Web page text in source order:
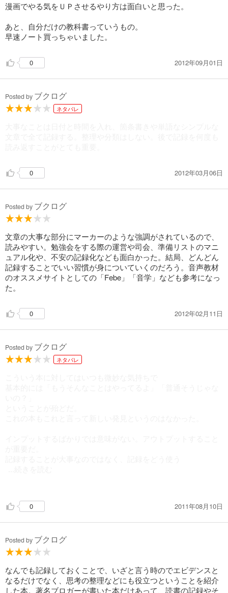
漫画でやる気をＵＰさせるやり方は面白いと思った。
あと、自分だけの教科書っていうもの。
早速ノート買っちゃいました。
0 2012年09月01日
Posted by ブクログ
ネタバレ
0 2012年03月06日
Posted by ブクログ
文章の大事な部分にマーカーのような強調がされているので、
読みやすい。勉強会をする際の運営や司会、準備リストのマニ
ュアル化や、不安の記録化なども面白かった。結局、どんどん
記録することでいい習慣が身についていくのだろう。音声教材
のオススメサイトとしての「Febe」「音学」なども参考になっ
た。
0 2012年02月11日
Posted by ブクログ
ネタバレ
メモを整理する必要がないというが、読み返し書き写してまと
めるくらいなら
て
ストレスが解消されるのであれば重要だ。
どう捉え、どう消化し、どう応用していくかだ。
家計簿はつけるのに時間の使い方は記録しないというのは同
0 2011年08月10日
Posted by ブクログ
なんでも記録しておくことで、いざと言う時のでエビデンスと
なるだけでなく、思考の整理などにも役立つということを紹介
した本。著名ブロガーが書いた本だけあって、読書の記録やそ